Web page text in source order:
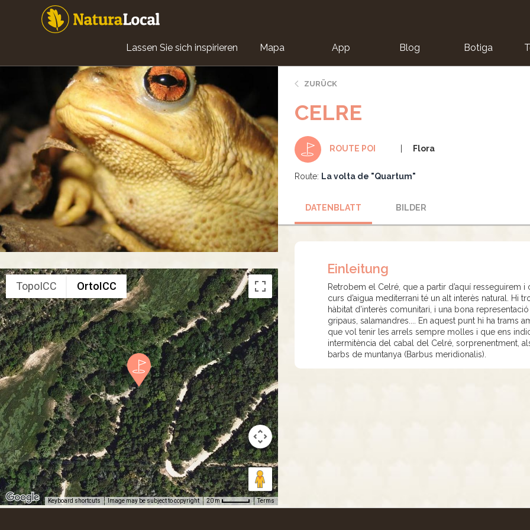
Main
navigation
Lassen Sie sich inspirieren Mapa App Blog Botiga
TopoICC OrtoICC
Keyboard shortcuts Image may be subject to copyright 20 m Terms
ZURÜCK
CELRE
ROUTE POI Flora
Route: La volta de "Quartum"
DATENBLATT BILDER
Einleitung
Retrobem el Celré, que a partir d’aquí resseguirem
curs d’aigua mediterrani té un alt interès natural. Hi
hàbitat d’interès comunitari, i una bona
gripaus, salamandres.... En aquest punt hi ha trams
que vol tenir les arrels sempre molles i que ens
intermitència del cabal del Celré, sorprenentment,
barbs de muntanya (Barbus meridionalis).